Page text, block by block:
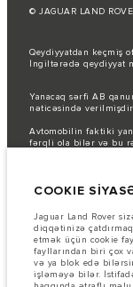
© JAGUAR LAND
Qeydiyyatdan keçmiş
İngiltərədə qeydiyyat
Yanacaq sərfi AB
nəticəsində
Avtomobilin faktiki
fərqli ola bilər və bu
mövcudluğuna və
funksiyalar, seçimlər,
spesifikasiyaları tam
məhdudiyyətlər
saxlayın.
Bu vebsaytdakı
asılı olaraq dəyişə
COOKIE
Jaguar Land Rover
diqqətinizə
etmək üçün cookie
fayllarından biri çox
və ya blok edə
işləməyə bilər.